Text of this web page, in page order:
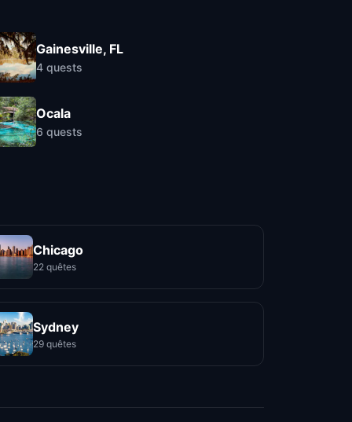
Gainesville, FL
4 quests
Ocala
6 quests
Chicago
22 quêtes
Sydney
29 quêtes